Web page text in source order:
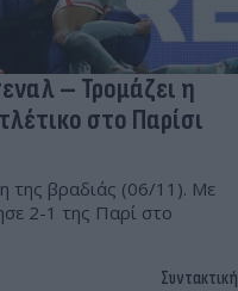
– Τρομάζει η
στο Παρίσι
της βραδιάς (06/11). Με
2-1 της Παρί στο
Συντακτική